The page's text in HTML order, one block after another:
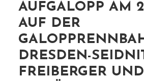
AUFGALOPP AM
AUF DER
DRESDEN-
FREIBERGER